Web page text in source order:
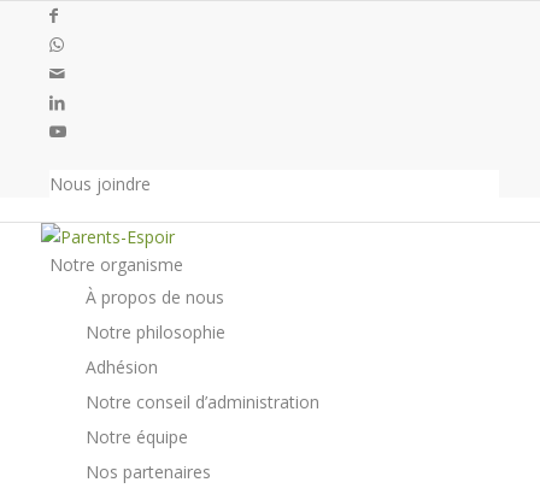
Nous joindre
Notre organisme
À propos de nous
Notre philosophie
Adhésion
Notre conseil d’administration
Notre équipe
Nos partenaires